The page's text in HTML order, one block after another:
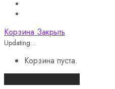
Корзина Закрыть
Updating…
Корзина пуста.